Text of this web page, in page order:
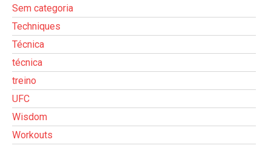
Sem categoria
Techniques
Técnica
técnica
treino
UFC
Wisdom
Workouts